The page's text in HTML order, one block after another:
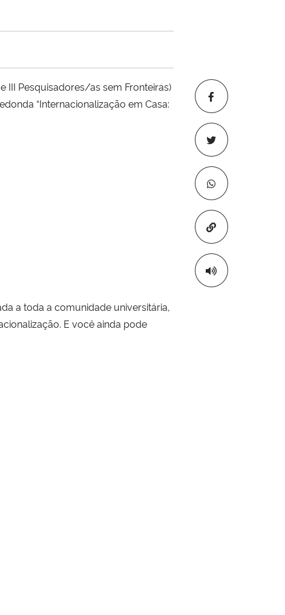
Copiar para
III Pesquisadores/as sem Fronteiras)
“Internacionalização em Casa:
a toda a comunidade universitária,
E você ainda pode